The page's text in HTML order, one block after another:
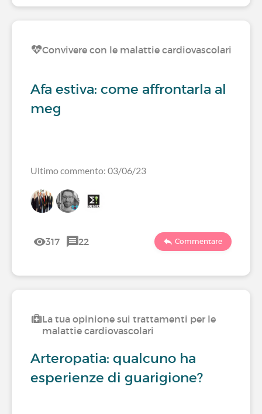
Convivere con le malattie cardiovascolari
Afa estiva: come affrontarla al
meg
Ultimo commento: 03/06/23
317 22 Commentare
La tua opinione sui trattamenti per le
malattie cardiovascolari
Arteropatia: qualcuno ha
esperienze di guarigione?